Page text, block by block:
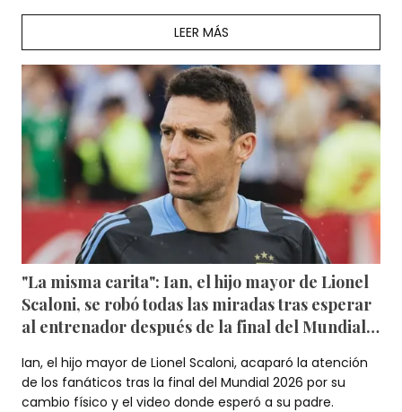
LEER MÁS
"La misma carita": Ian, el hijo mayor de Lionel
Scaloni, se robó todas las miradas tras esperar
al entrenador después de la final del Mundial
Ian, el hijo mayor de Lionel Scaloni, acaparó la atención
de los fanáticos tras la final del Mundial 2026 por su
cambio físico y el video donde esperó a su padre.